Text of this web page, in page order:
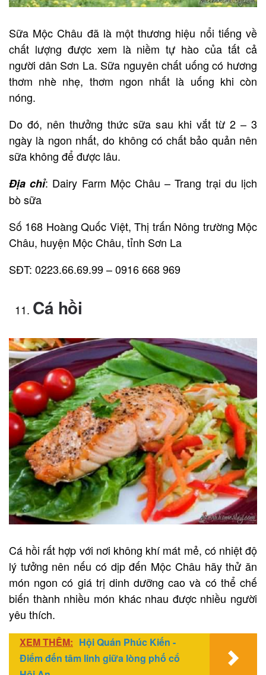
Sữa Mộc Châu đã là một thương hiệu nổi tiếng về
chất lượng được xem là niềm tự hào của tất cả
người dân Sơn La. Sữa nguyên chất uống có hương
thơm nhè nhẹ, thơm ngon nhất là uống khi còn
nóng.
Do đó, nên thưởng thức sữa sau khi vắt từ 2 – 3
ngày là ngon nhất, do không có chất bảo quản nên
sữa không để được lâu.
Địa chỉ: Dairy Farm Mộc Châu – Trang trại du lịch
bò sữa
Số 168 Hoàng Quốc Việt, Thị trấn Nông trường Mộc
Châu, huyện Mộc Châu, tỉnh Sơn La
SĐT: 0223.66.69.99 – 0916 668 969
Cá hồi
Cá hồi rất hợp với nơi không khí mát mẻ, có nhiệt độ
lý tưởng nên nếu có dịp đến Mộc Châu hãy thử ăn
món ngon có giá trị dinh dưỡng cao và có thể chế
biến thành nhiều món khác nhau được nhiều người
yêu thích.
XEM THÊM: Hội Quán Phúc Kiến -
Điểm đến tâm linh giữa lòng phố cổ